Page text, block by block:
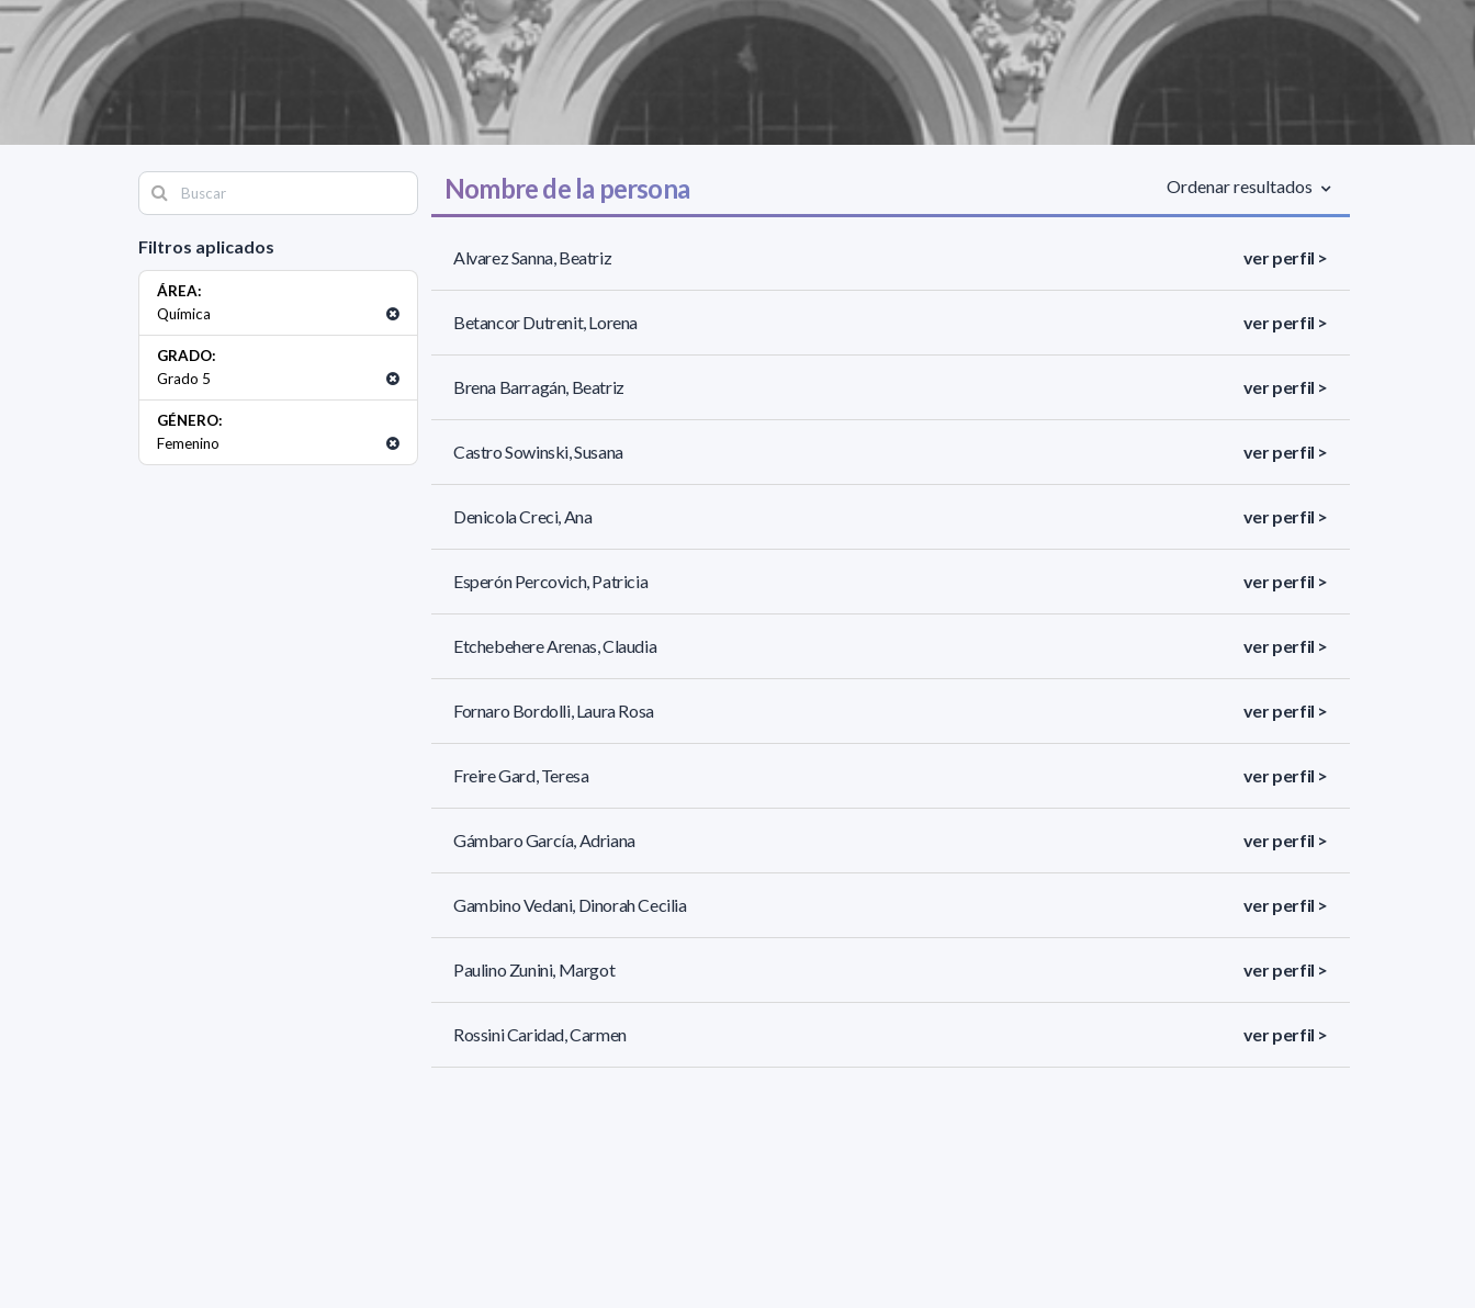
Filtros aplicados
ÁREA:
Química
GRADO:
Grado 5
GÉNERO:
Femenino
Nombre de la persona Ordenar resultados
Alvarez Sanna, Beatriz ver perfil >
Betancor Dutrenit, Lorena ver perfil >
Brena Barragán, Beatriz ver perfil >
Castro Sowinski, Susana ver perfil >
Denicola Creci, Ana ver perfil >
Esperón Percovich, Patricia ver perfil >
Etchebehere Arenas, Claudia ver perfil >
Fornaro Bordolli, Laura Rosa ver perfil >
Freire Gard, Teresa ver perfil >
Gámbaro García, Adriana ver perfil >
Gambino Vedani, Dinorah Cecilia ver perfil >
Paulino Zunini, Margot ver perfil >
Rossini Caridad, Carmen ver perfil >